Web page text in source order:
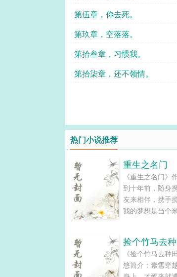
第伍章，你去死。
第玖章，空落落。
第拾叁章，习惯我。
第拾柒章，还不领情。
热门小说推荐
重生之名门
《重生之名门》
到十年前，随身
友来相伴，携手
我的梦想是当个
不事生产的富二
有些人后悔来到
该招惹的人。那
捡个竹马去
《捡个竹马去种
悠简介：素雪穿